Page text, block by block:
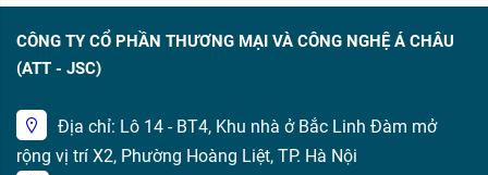
CÔNG TY CỔ PHẦN THƯƠNG MẠI VÀ CÔNG NGHỆ Á CHÂU
(ATT - JSC)
Địa chỉ: Lô 14 - BT4, Khu nhà ở Bắc Linh Đàm mở
rộng vị trí X2, Phường Hoàng Liệt, TP. Hà Nội